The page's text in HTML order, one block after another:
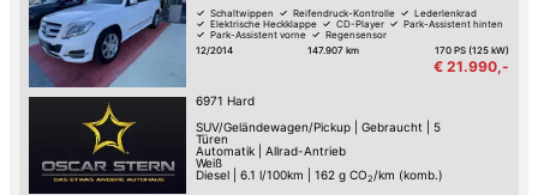
Schaltwippen Reifendruck-Kontrolle
Lederlenkrad
Elektrische Heckklappe
CD-Player
Park-Assistent hinten
Park-Assistent vorne
Regensensor
12/2014
147.907 km 170 PS (125 kW)
€ 21.990,-
6971 Hard
SUV/Geländewagen/Pickup| Gebraucht
5
Türen
Automatik| Allrad-Antrieb
Weiß
Diesel
6.1 l/100km 162 g CO2 /km (komb.)